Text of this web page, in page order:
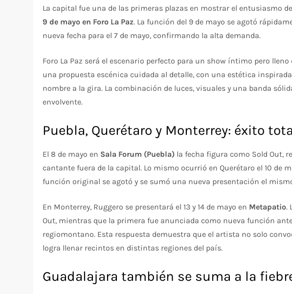
La capital fue una de las primeras plazas en mostrar el entusiasmo
9 de mayo en Foro La Paz. La función del 9 de mayo se agotó
nueva fecha para el 7 de mayo, confirmando la alta demanda.
Foro La Paz será el escenario perfecto para un show íntimo pero
una propuesta escénica cuidada al detalle, con una estética
nombre a la gira. La combinación de luces, visuales y una banda
envolvente.
Puebla, Querétaro y Monterrey: éxito
El 8 de mayo en Sala Forum (Puebla) la fecha figura como Sold Out,
cantante fuera de la capital. Lo mismo ocurrió en Querétaro el 10 de
función original se agotó y se sumó una nueva presentación el
En Monterrey, Ruggero se presentará el 13 y 14 de mayo en Metapatio.
Out, mientras que la primera fue anunciada como nueva función
regiomontano. Esta respuesta demuestra que el artista no solo
logra llenar recintos en distintas regiones del país.
Guadalajara también se suma a la